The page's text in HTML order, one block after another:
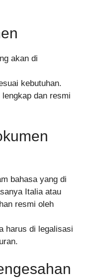
akan di
kebutuhan.
dan resmi
bahasa yang di
Italia atau
resmi oleh
harus di legalisasi